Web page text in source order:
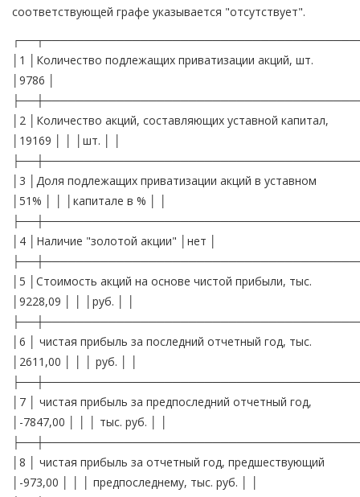
соответствующей графе указывается "отсутствует".
│1 │Количество подлежащих приватизации акций, шт.
│9786 │
│2 │Количество акций, составляющих уставной капитал,
│19169 │ │ │шт. │ │
│3 │Доля подлежащих приватизации акций в уставном
│51% │ │ │капитале в % │ │
│4 │Наличие "золотой акции" │нет │
│5 │Стоимость акций на основе чистой прибыли, тыс.
│9228,09 │ │ │руб. │ │
│6 │ чистая прибыль за последний отчетный год, тыс.
│2611,00 │ │ │ руб. │ │
│7 │ чистая прибыль за предпоследний отчетный год,
│-7847,00 │ │ │ тыс. руб. │ │
│8 │ чистая прибыль за отчетный год, предшествующий
│-973,00 │ │ │ предпоследнему, тыс. руб. │ │